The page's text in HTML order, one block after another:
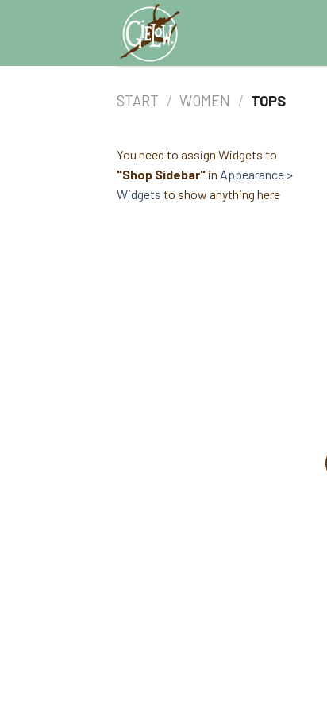
START / WOMEN / TOPS
You need to assign Widgets to
"Shop Sidebar" in Appearance >
Widgets to show anything here